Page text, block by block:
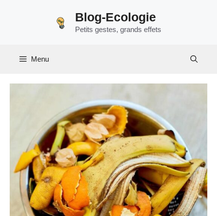
Blog-Ecologie
Petits gestes, grands effets
Menu